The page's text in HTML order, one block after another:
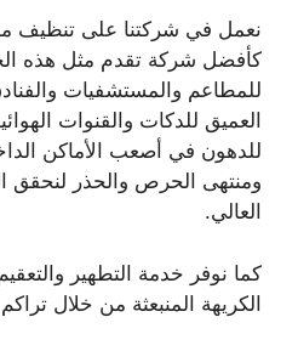
نعمل في شركتنا على تنظيف
كأفضل شركة تقدم مثل هذه
للمطاعم والمستشفيات
العميق للدكات والقنوات
للدهون في أصعب الأماكن
ومنتهى الحرص والحذر لنحقق
العالي.
كما نوفر خدمة التطهير
الكريهة المنبعثة من خلال